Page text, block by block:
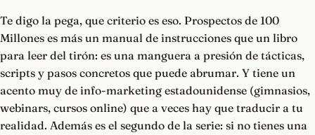
Te digo la pega, que criterio es eso. Prospectos de 100
Millones es más un manual de instrucciones que un libro
para leer del tirón: es una manguera a presión de tácticas,
scripts y pasos concretos que puede abrumar. Y tiene un
acento muy de info-marketing estadounidense (gimnasios,
webinars, cursos online) que a veces hay que traducir a tu
realidad. Además es el segundo de la serie: si no tienes una